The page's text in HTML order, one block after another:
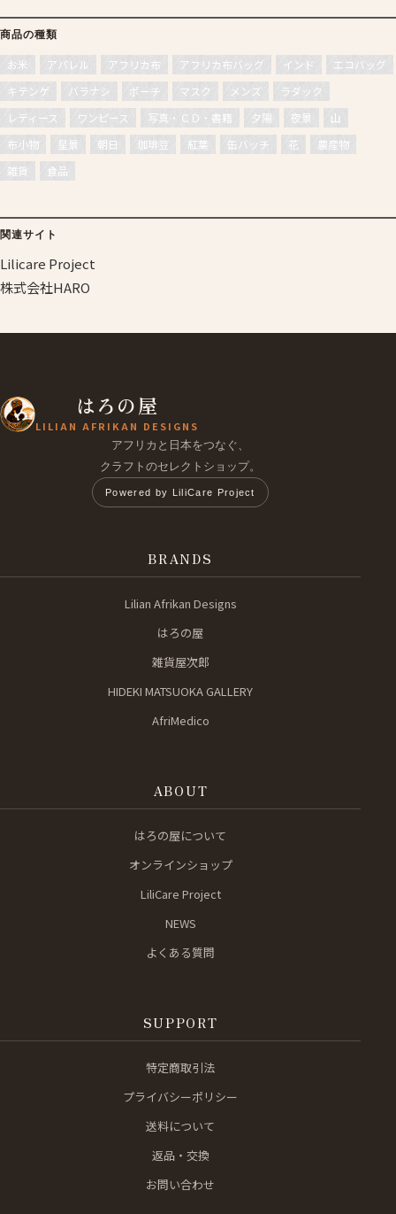
商品の種類
お米 アパレル アフリカ布 アフリカ布バッグ インド
エコバッグ
キテンゲ
バラナシ ポーチ マスク メンズ
ラダック
レディース
ワンピース 写真・ＣＤ・書籍 夕陽 夜景
山
布小物
星景 朝日 珈琲豆 紅葉 缶バッチ 花
農産物
雑貨
食品
関連サイト
Lilicare Project
株式会社HARO
はろの屋
LILIAN AFRIKAN DESIGNS
アフリカと日本をつなぐ、
クラフトのセレクトショップ。
Powered by LiliCare Project
BRANDS
Lilian Afrikan Designs
はろの屋
雑貨屋次郎
HIDEKI MATSUOKA GALLERY
AfriMedico
ABOUT
はろの屋について
オンラインショップ
LiliCare Project
NEWS
よくある質問
SUPPORT
特定商取引法
プライバシーポリシー
送料について
返品・交換
お問い合わせ